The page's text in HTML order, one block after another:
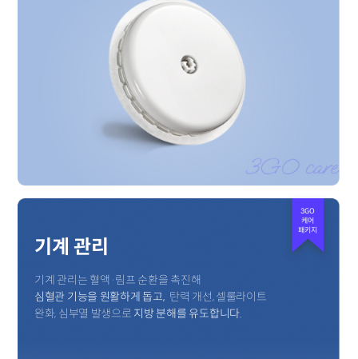
3GO
케어
패키지
기계 관리
기계 관리는 혈액·림프 순환을 촉진해
심혈관 기능을 원활하게 돕고, 탄력 개선, 셀룰라이트
완화, 심부열 발생으로 지방 분해를 유도합니다.